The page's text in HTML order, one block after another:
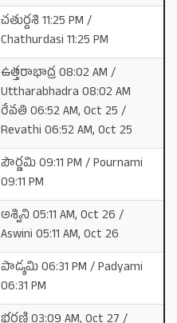
చతుర్దశి 11:25 PM /
Chathurdasi 11:25 PM
ఉత్తరాభాద్ర 08:02 AM /
Uttharabhadra 08:02 AM
రేవతి 06:52 AM, Oct 25 /
Revathi 06:52 AM, Oct 25
పౌర్ణమి 09:11 PM / Pournami
09:11 PM
అశ్విని 05:11 AM, Oct 26 /
Aswini 05:11 AM, Oct 26
పాడ్యమి 06:31 PM / Padyami
06:31 PM